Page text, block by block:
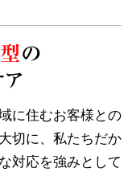
の
ア
に住むお客様との
切に、私たちだか
対応を強みとして